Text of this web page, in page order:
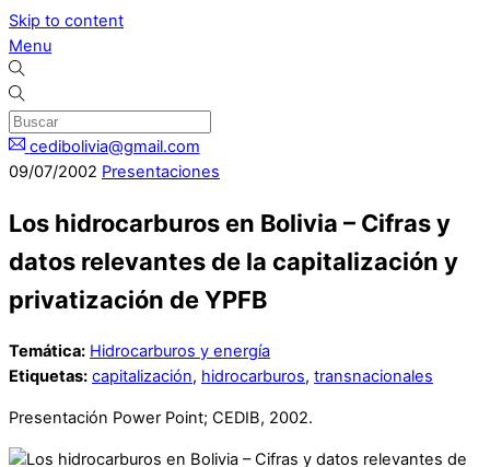
Skip to content
Menu
cedibolivia@gmail.com
09/07/2002 Presentaciones
Los hidrocarburos en Bolivia – Cifras y
datos relevantes de la capitalización y
privatización de YPFB
Temática: Hidrocarburos y energía
Etiquetas: capitalización, hidrocarburos, transnacionales
Presentación Power Point; CEDIB, 2002.